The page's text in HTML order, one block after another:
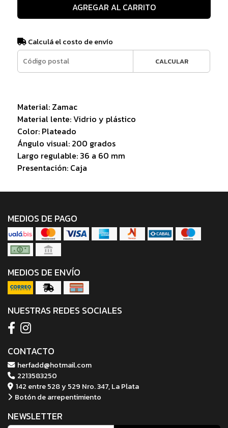
AGREGAR AL CARRITO
Calculá el costo de envío
CALCULAR
Material: Zamac
Material lente: Vidrio y plástico
Color: Plateado
Ángulo visual: 200 grados
Largo regulable: 36 a 60 mm
Presentación: Caja
MEDIOS DE PAGO
MEDIOS DE ENVÍO
NUESTRAS REDES SOCIALES
CONTACTO
herfadd@hotmail.com
2213583250
142 entre 528 y 529 Nro. 347, La Plata
Botón de arrepentimiento
NEWSLETTER